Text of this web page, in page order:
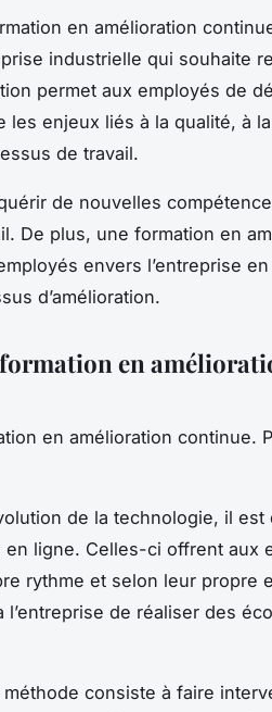
en amélioration
industrielle qui souhaite
permet aux employés de
les enjeux liés à la qualité, à la
de travail.
de nouvelles
De plus, une formation en
envers l’entreprise
d’amélioration.
en
en amélioration continue.
de la technologie, il est
ligne. Celles-ci offrent aux
rythme et selon leur propre
de réaliser des
méthode consiste à faire